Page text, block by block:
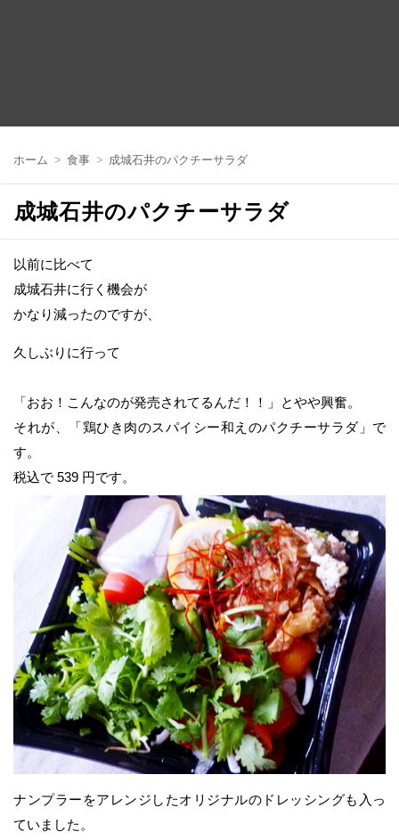
ン
ホーム 食事 成城石井のパクチーサラダ
成城石井のパクチーサラダ
以前に比べて
成城石井に行く機会が
かなり減ったのですが、
久しぶりに行って
「おお！こんなのが発売されてるんだ！！」とやや興奮。
それが、「鶏ひき肉のスパイシー和えのパクチーサラダ」で
す。
税込で 539 円です。
ナンプラーをアレンジしたオリジナルのドレッシングも入っ
ていました。